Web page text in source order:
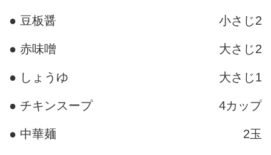
● 豆板醤 小さじ2
● 赤味噌 大さじ2
● しょうゆ 大さじ1
● チキンスープ 4カップ
● 中華麺 2玉